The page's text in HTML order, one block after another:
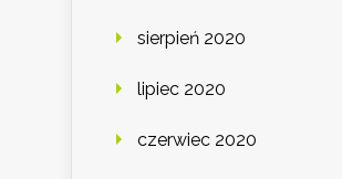
sierpień 2020
lipiec 2020
czerwiec 2020